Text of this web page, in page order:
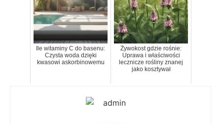
Ile witaminy C do basenu:
Czysta woda dzięki
kwasowi askorbinowemu
Żywokost gdzie rośnie:
Uprawa i właściwości
lecznicze rośliny znanej
jako kosztywał